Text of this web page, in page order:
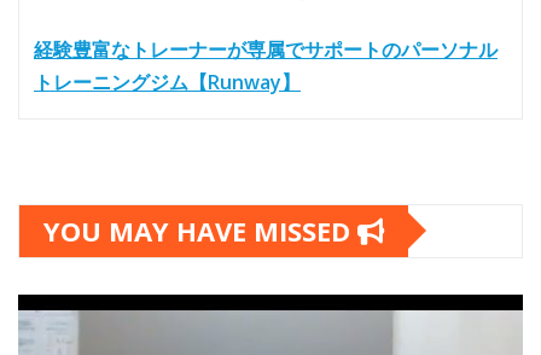
経験豊富なトレーナーが専属でサポートのパーソナル
トレーニングジム【Runway】
YOU MAY HAVE MISSED